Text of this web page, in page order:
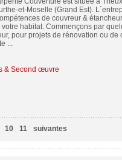
et-Moselle (Grand Est).
de couvreur &
habitat. Commençons par
pour projets de rénovation ou de
...
& Second œuvre
10 11 suivantes